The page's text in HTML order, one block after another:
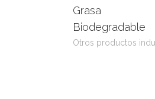
Leer más
Grasa
Biodegradable
Otros productos